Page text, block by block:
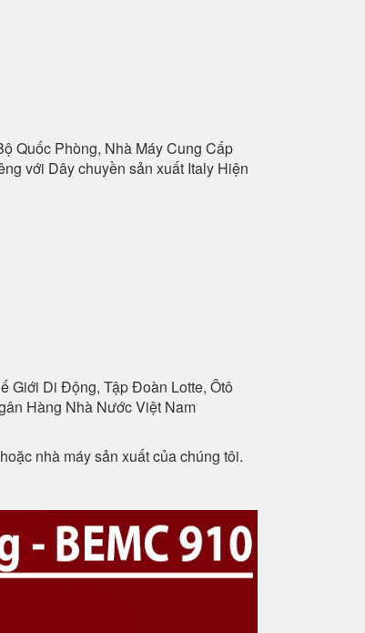
Quốc Phòng, Nhà Máy Cung Cấp
với Dây chuyền sản xuất Italy Hiện
Giới Di Động, Tập Đoàn Lotte, Ôtô
Hàng Nhà Nước Việt Nam
nhà máy sản xuất của chúng tôi.